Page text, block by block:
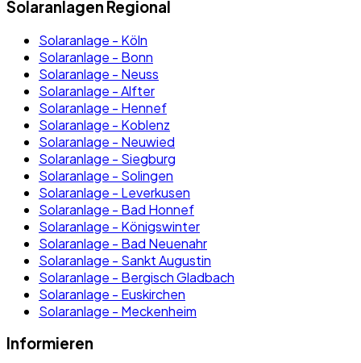
Solaranlagen Regional
Solaranlage - Köln
Solaranlage - Bonn
Solaranlage - Neuss
Solaranlage - Alfter
Solaranlage - Hennef
Solaranlage - Koblenz
Solaranlage - Neuwied
Solaranlage - Siegburg
Solaranlage - Solingen
Solaranlage - Leverkusen
Solaranlage - Bad Honnef
Solaranlage - Königswinter
Solaranlage - Bad Neuenahr
Solaranlage - Sankt Augustin
Solaranlage - Bergisch Gladbach
Solaranlage - Euskirchen
Solaranlage - Meckenheim
Informieren